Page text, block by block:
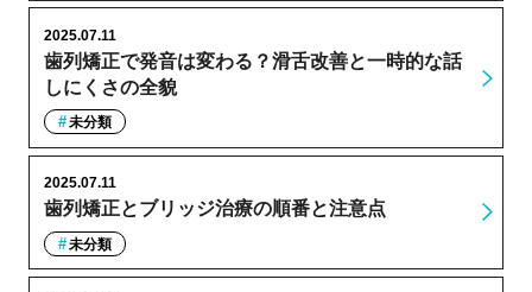
歯列矯正で発音は変わる？滑舌改善と一時的な話
しにくさの全貌
2025.07.11
未分類
歯列矯正とブリッジ治療の順番と注意点
2025.07.11
未分類